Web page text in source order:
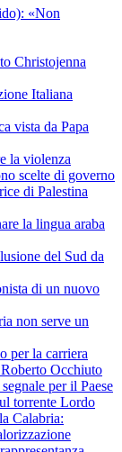
«Non
Christojenna
Italiana
vista da Papa
la violenza
scelte di governo
di Palestina
la lingua araba
del Sud da
di un nuovo
non serve un
per la carriera
Occhiuto
per il Paese
torrente Lordo
Calabria: